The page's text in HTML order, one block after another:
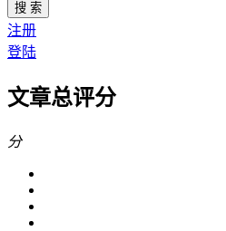
搜 索
注册
登陆
文章总评分
分